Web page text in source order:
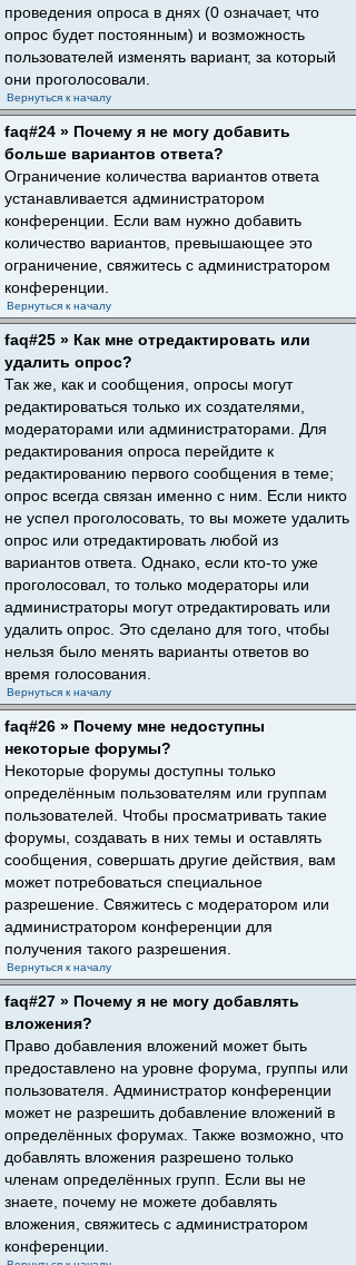
проведения опроса в днях (0 означает, что
опрос будет постоянным) и возможность
пользователей изменять вариант, за который
они проголосовали.
Вернуться к началу
faq#24 » Почему я не могу добавить
больше вариантов ответа?
Ограничение количества вариантов ответа
устанавливается администратором
конференции. Если вам нужно добавить
количество вариантов, превышающее это
ограничение, свяжитесь с администратором
конференции.
Вернуться к началу
faq#25 » Как мне отредактировать или
удалить опрос?
Так же, как и сообщения, опросы могут
редактироваться только их создателями,
модераторами или администраторами. Для
редактирования опроса перейдите к
редактированию первого сообщения в теме;
опрос всегда связан именно с ним. Если никто
не успел проголосовать, то вы можете удалить
опрос или отредактировать любой из
вариантов ответа. Однако, если кто-то уже
проголосовал, то только модераторы или
администраторы могут отредактировать или
удалить опрос. Это сделано для того, чтобы
нельзя было менять варианты ответов во
время голосования.
Вернуться к началу
faq#26 » Почему мне недоступны
некоторые форумы?
Некоторые форумы доступны только
определённым пользователям или группам
пользователей. Чтобы просматривать такие
форумы, создавать в них темы и оставлять
сообщения, совершать другие действия, вам
может потребоваться специальное
разрешение. Свяжитесь с модератором или
администратором конференции для
получения такого разрешения.
Вернуться к началу
faq#27 » Почему я не могу добавлять
вложения?
Право добавления вложений может быть
предоставлено на уровне форума, группы или
пользователя. Администратор конференции
может не разрешить добавление вложений в
определённых форумах. Также возможно, что
добавлять вложения разрешено только
членам определённых групп. Если вы не
знаете, почему не можете добавлять
вложения, свяжитесь с администратором
конференции.